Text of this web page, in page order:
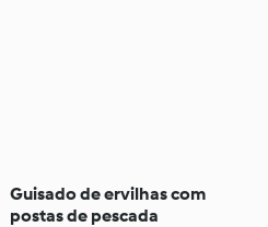
Guisado de ervilhas com
postas de pescada